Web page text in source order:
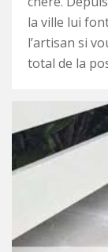
la ville lui
l’artisan si
total de la